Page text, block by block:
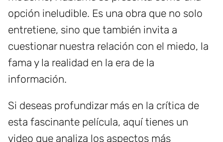
opción ineludible. Es una obra que no solo
entretiene, sino que también invita a
cuestionar nuestra relación con el miedo, la
fama y la realidad en la era de la
información.
Si deseas profundizar más en la crítica de
esta fascinante película, aquí tienes un
video que analiza los aspectos más